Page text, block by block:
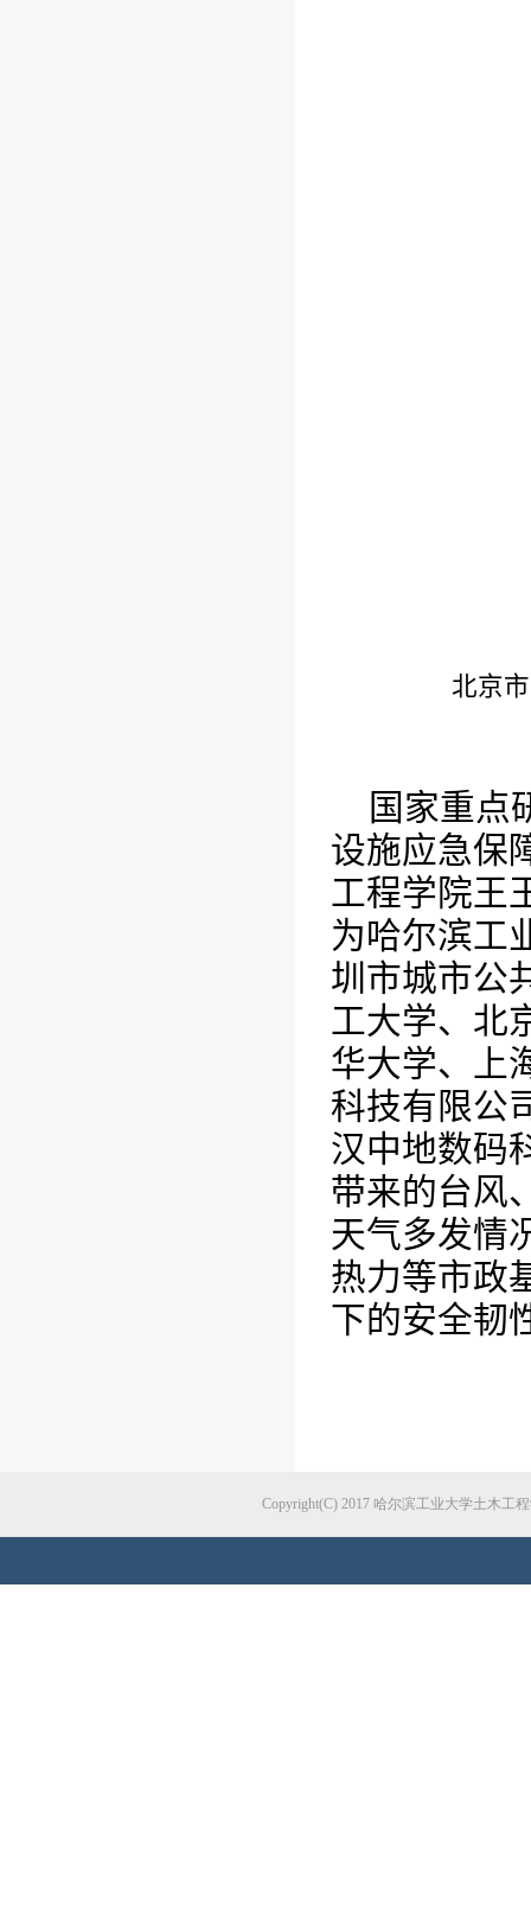
北京
国家重点
设施应急保
工程学院王
为哈尔滨工
圳市城市公
工大学、北
华大学、上
科技有限公
汉中地数码
带来的台风
天气多发情
热力等市政
下的安全韧
Copyright(C) 2017 哈尔滨工业大学土木